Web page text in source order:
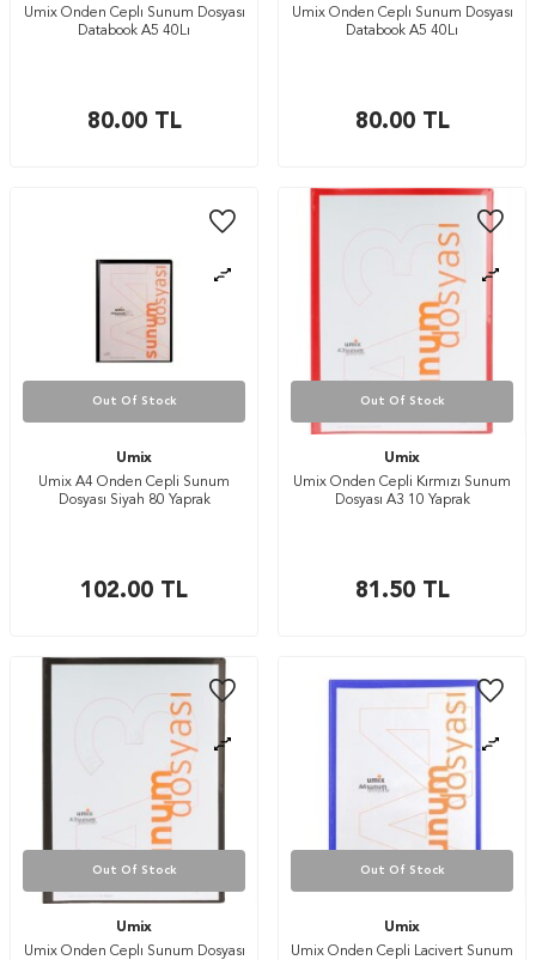
Umix Onden Ceplı Sunum Dosyası
Databook A5 40Lı
80.00TL
Umix Onden Ceplı Sunum Dosyası
Databook A5 40Lı
80.00TL
Out Of Stock
Umix
Umix A4 Önden Cepli Sunum
Dosyası Siyah 80 Yaprak
102.00 TL
Out Of Stock
Umix
Umix Önden Cepli Kırmızı Sunum
Dosyası A3 10 Yaprak
81.50TL
Out Of Stock
Umix
Umix Onden Ceplı Sunum Dosyası
Out Of Stock
Umix
Umix Önden Cepli Lacivert Sunum